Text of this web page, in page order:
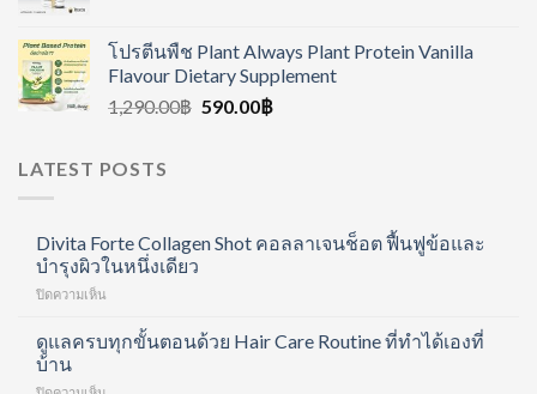
โปรตีนพืช Plant Always Plant Protein Vanilla
Flavour Dietary Supplement
1,290.00฿ 590.00฿
LATEST POSTS
Divita Forte Collagen Shot คอลลาเจนช็อต ฟื้นฟูข้อและ
บำรุงผิวในหนึ่งเดียว
ปิดความเห็น
Collagen
ดูแลครบทุกขั้นตอนด้วย Hair Care Routine ที่ทำได้เองที่
บ้าน